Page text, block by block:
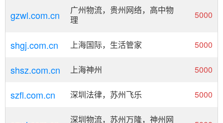
gzwl.com.cn
广州物流，贵州网络，高中物
理
5000
shgj.com.cn 上海国际，生活管家 5000
shsz.com.cn 上海神州 5000
szfl.com.cn 深圳法律，苏州飞乐 5000
深圳物流，苏州万隆，神州网